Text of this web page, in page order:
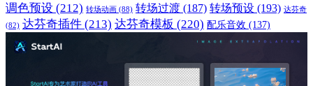
调色预设 (212) 转场动画 (88) 转场过渡 (187) 转场预设 (193) 达芬奇
(82) 达芬奇插件 (213) 达芬奇模板 (220) 配乐音效 (137)